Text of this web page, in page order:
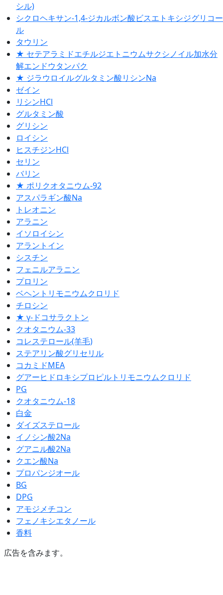
シル)
シクロヘキサン-1,4-ジカルボン酸ビスエトキシジグリコー
ル
タウリン
★ セテアラミドエチルジエトニウムサクシノイル加水分
解エンドウタンパク
★ ジラウロイルグルタミン酸リシンNa
ゼイン
リシンHCl
グルタミン酸
グリシン
ロイシン
ヒスチジンHCl
セリン
バリン
★ ポリクオタニウム-92
アスパラギン酸Na
トレオニン
アラニン
イソロイシン
アラントイン
シスチン
フェニルアラニン
プロリン
ベヘントリモニウムクロリド
チロシン
★ γ-ドコサラクトン
クオタニウム-33
コレステロール(羊毛)
ステアリン酸グリセリル
コカミドMEA
グアーヒドロキシプロピルトリモニウムクロリド
PG
クオタニウム-18
白金
ダイズステロール
イノシン酸2Na
グアニル酸2Na
クエン酸Na
プロパンジオール
BG
DPG
アモジメチコン
フェノキシエタノール
香料
広告を含みます。